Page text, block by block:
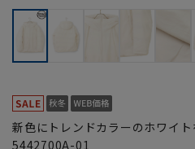
新色にトレンドカラーのホワイト
5442700A-01